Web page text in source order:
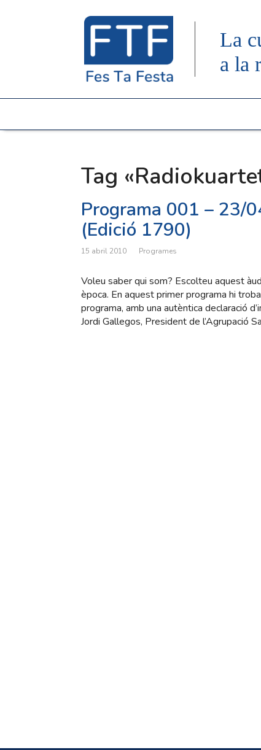
La
a la
Tag
Programa 001 – 23/
(Edició 1790)
15 abril 2010 Programes
Voleu saber qui som? Escolteu aquest
època. En aquest primer programa hi
programa, amb una autèntica declaració
Jordi Gallegos, President de l’Agrupació